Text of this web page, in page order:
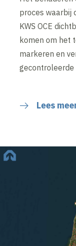
proces waarbij
KWS OCE
komen om het
markeren en
gecontroleerde
Lees